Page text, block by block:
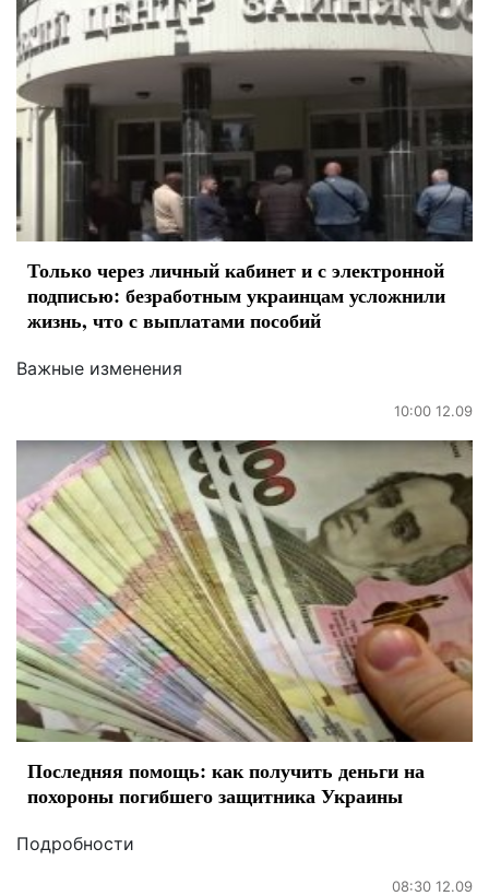
Только через личный кабинет и с электронной
подписью: безработным украинцам усложнили
жизнь, что с выплатами пособий
Важные изменения
10:00 12.09
Последняя помощь: как получить деньги на
похороны погибшего защитника Украины
Подробности
08:30 12.09